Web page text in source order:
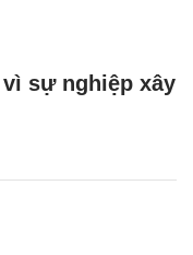
sự nghiệp xây